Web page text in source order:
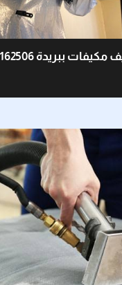
ببريدة 0503162506